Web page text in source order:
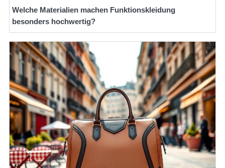
Welche Materialien machen Funktionskleidung
besonders hochwertig?